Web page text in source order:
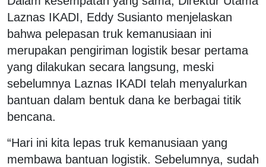
Laznas IKADI, Eddy Susianto menjelaskan
bahwa pelepasan truk kemanusiaan ini
merupakan pengiriman logistik besar pertama
yang dilakukan secara langsung, meski
sebelumnya Laznas IKADI telah menyalurkan
bantuan dalam bentuk dana ke berbagai titik
bencana.
“Hari ini kita lepas truk kemanusiaan yang
membawa bantuan logistik. Sebelumnya, sudah